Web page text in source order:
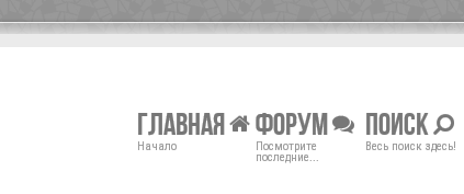
Главная
Начало
Форум
Посмотрите
последние...
Поиск
Весь поиск здесь!